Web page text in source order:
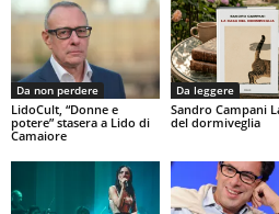
Da non perdere
LidoCult, “Donne e
potere” stasera a Lido di
Camaiore
Da leggere
Sandro Campani
del dormiveglia